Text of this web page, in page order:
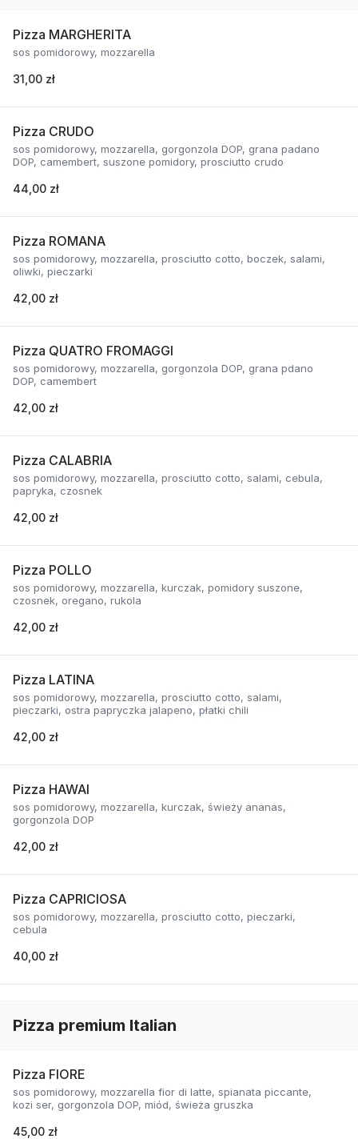
Pizza MARGHERITA
sos pomidorowy, mozzarella
31,00 zł
Pizza CRUDO
sos pomidorowy, mozzarella, gorgonzola DOP, grana padano
DOP, camembert, suszone pomidory, prosciutto crudo
44,00 zł
Pizza ROMANA
sos pomidorowy, mozzarella, prosciutto cotto, boczek, salami,
oliwki, pieczarki
42,00 zł
Pizza QUATRO FROMAGGI
sos pomidorowy, mozzarella, gorgonzola DOP, grana pdano
DOP, camembert
42,00 zł
Pizza CALABRIA
sos pomidorowy, mozzarella, prosciutto cotto, salami, cebula,
papryka, czosnek
42,00 zł
Pizza POLLO
sos pomidorowy, mozzarella, kurczak, pomidory suszone,
czosnek, oregano, rukola
42,00 zł
Pizza LATINA
sos pomidorowy, mozzarella, prosciutto cotto, salami,
pieczarki, ostra papryczka jalapeno, płatki chili
42,00 zł
Pizza HAWAI
sos pomidorowy, mozzarella, kurczak, świeży ananas,
gorgonzola DOP
42,00 zł
Pizza CAPRICIOSA
sos pomidorowy, mozzarella, prosciutto cotto, pieczarki,
cebula
40,00 zł
Pizza premium Italian
Pizza FIORE
sos pomidorowy, mozzarella fior di latte, spianata piccante,
kozi ser, gorgonzola DOP, miód, świeża gruszka
45,00 zł